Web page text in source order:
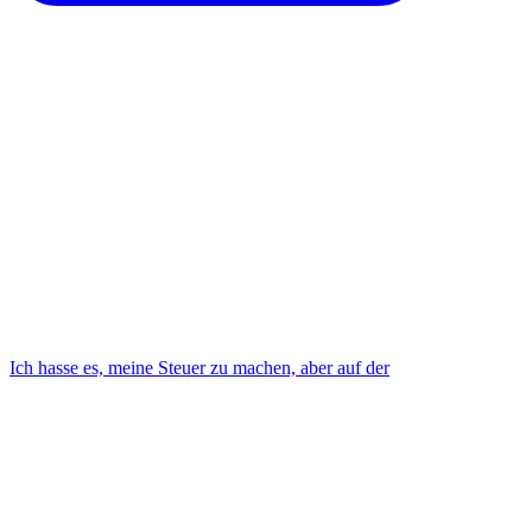
Ich hasse es, meine Steuer zu machen, aber auf der